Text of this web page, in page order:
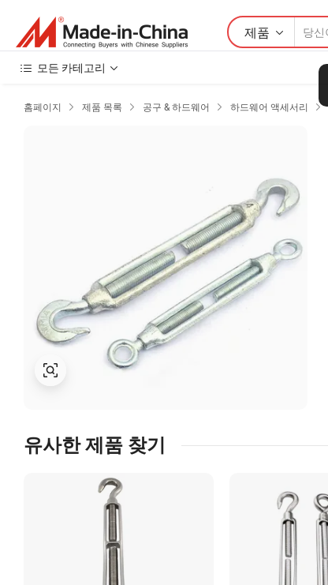
제품
모든 카테고리
홈페이지  제품 목록  공구 & 하드웨어  하드웨어 액세서리 
유사한 제품 찾기